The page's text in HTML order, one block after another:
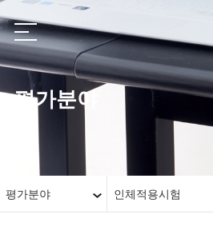
평가분야
평가분야 인체적용시험